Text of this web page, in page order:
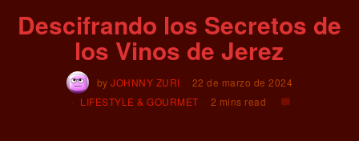
Descifrando los Secretos de
los Vinos de Jerez
byJOHNNY ZURI
22 de marzo de 2024
LIFESTYLE & GOURMET
2 mins read